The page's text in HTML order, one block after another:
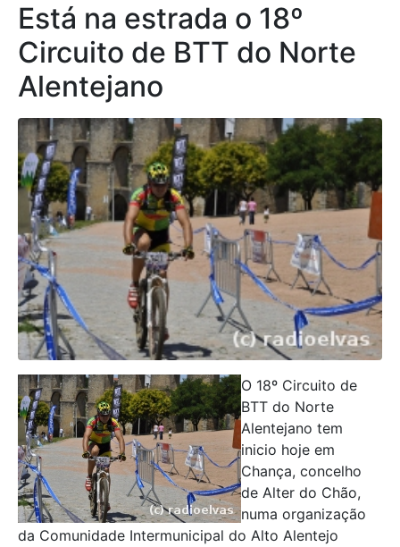
Está na estrada o 18º
Circuito de BTT do Norte
Alentejano
O 18º Circuito de
BTT do Norte
Alentejano tem
inicio hoje em
Chança, concelho
de Alter do Chão,
numa organização
da Comunidade Intermunicipal do Alto Alentejo